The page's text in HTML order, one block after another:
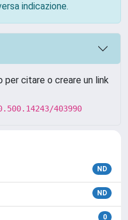
indicazione.
citare o creare un link
403990
ND
ND
0